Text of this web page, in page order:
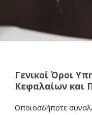
Γενικοί Όροι
Κεφαλαίων και
Οποιοσδήποτε